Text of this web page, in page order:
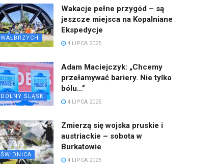
WAŁBRZYCH
Wakacje pełne przygód – są
jeszcze miejsca na Kopalniane
Ekspedycje
4 LIPCA 2025
DOLNY ŚLĄSK
Adam Maciejczyk: „Chcemy
przełamywać bariery. Nie tylko
bólu…”
4 LIPCA 2025
ŚWIDNICA
Zmierzą się wojska pruskie i
austriackie – sobota w
Burkatowie
4 LIPCA 2025